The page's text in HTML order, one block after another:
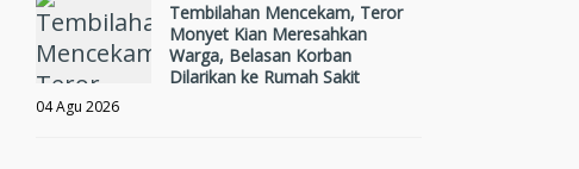
Tembilahan Mencekam, Teror
Monyet Kian Meresahkan
Warga, Belasan Korban
Dilarikan ke Rumah Sakit
04 Agu 2026